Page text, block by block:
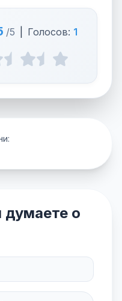
/5 Голосов: 1
думаете о